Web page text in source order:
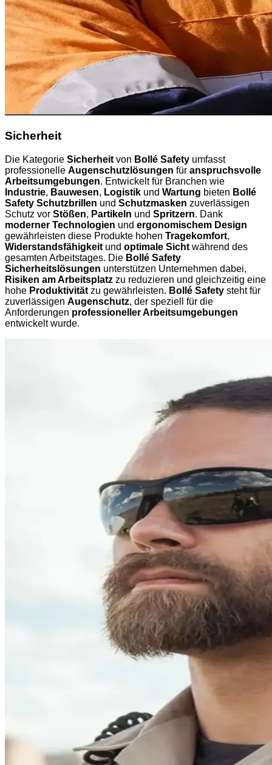
Sicherheit
Die Kategorie Sicherheit von Bollé Safety umfasst
professionelle Augenschutzlösungen für anspruchsvolle
Arbeitsumgebungen. Entwickelt für Branchen wie
Industrie, Bauwesen, Logistik und Wartung bieten Bollé
Safety Schutzbrillen und Schutzmasken zuverlässigen
Schutz vor Stößen, Partikeln und Spritzern. Dank
moderner Technologien und ergonomischem Design
gewährleisten diese Produkte hohen Tragekomfort,
Widerstandsfähigkeit und optimale Sicht während des
gesamten Arbeitstages. Die Bollé Safety
Sicherheitslösungen unterstützen Unternehmen dabei,
Risiken am Arbeitsplatz zu reduzieren und gleichzeitig eine
hohe Produktivität zu gewährleisten. Bollé Safety steht für
zuverlässigen Augenschutz, der speziell für die
Anforderungen professioneller Arbeitsumgebungen
entwickelt wurde.